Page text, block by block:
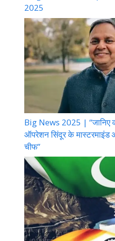
2025
Big News 2025 | “जानिए
ऑपरेशन सिंदूर के मास्टरमाइंड
चीफ”